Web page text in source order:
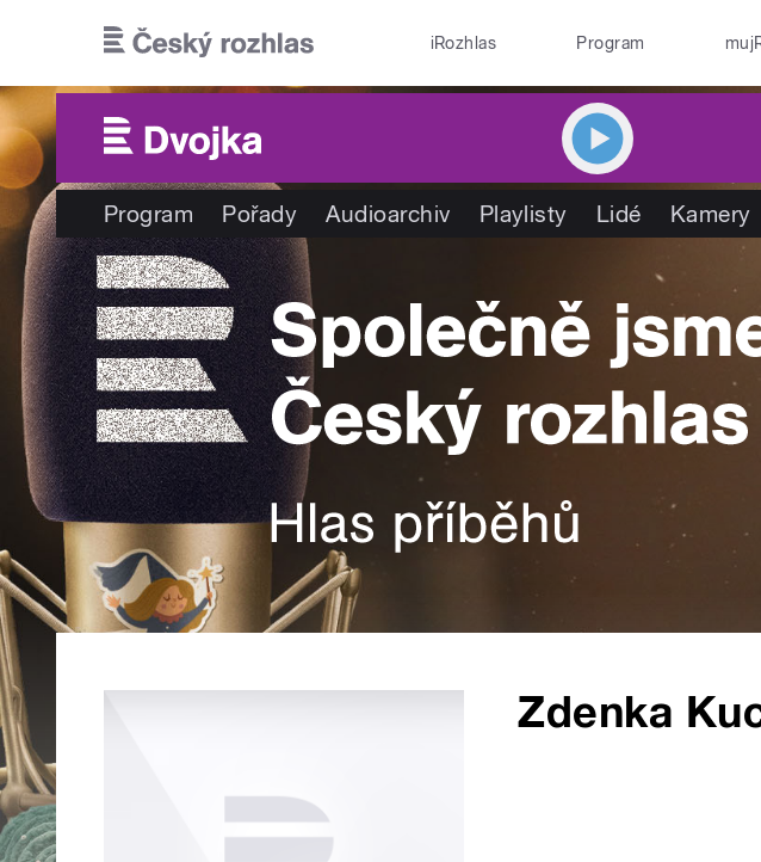
iRozhlas Program
Program Pořady Audioarchiv Playlisty Lidé Kamery
Zdenka